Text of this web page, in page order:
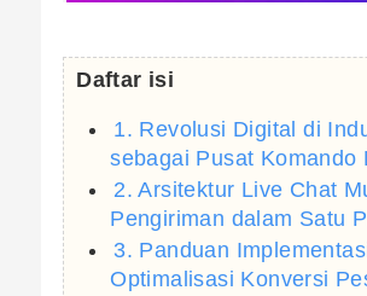
Daftar isi
1. Revolusi Digital di
sebagai Pusat Komando
2. Arsitektur Live Chat
Pengiriman dalam Satu
3. Panduan
Optimalisasi Konversi